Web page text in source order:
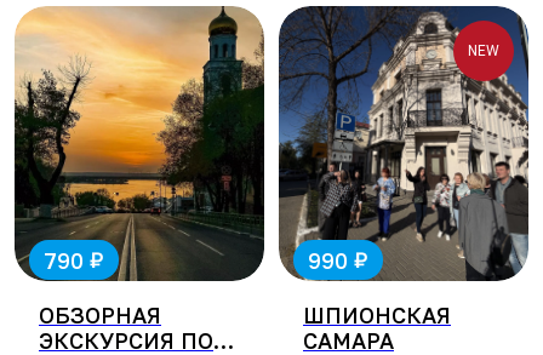
ОБЗОРНАЯ
ЭКСКУРСИЯ ПО
790 ₽
NEW
ШПИОНСКАЯ
САМАРА
990 ₽